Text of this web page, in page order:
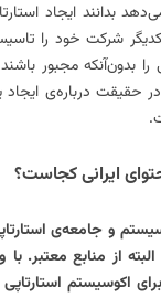
بدانند ایجاد
یکدیگر شرکت خود را
را بدون‌آنکه مجبور
حقیقت درباره‌ی
ایرانی کجاست؟
و جامعه‌ی
از منابع معتبر.
اکوسیستم